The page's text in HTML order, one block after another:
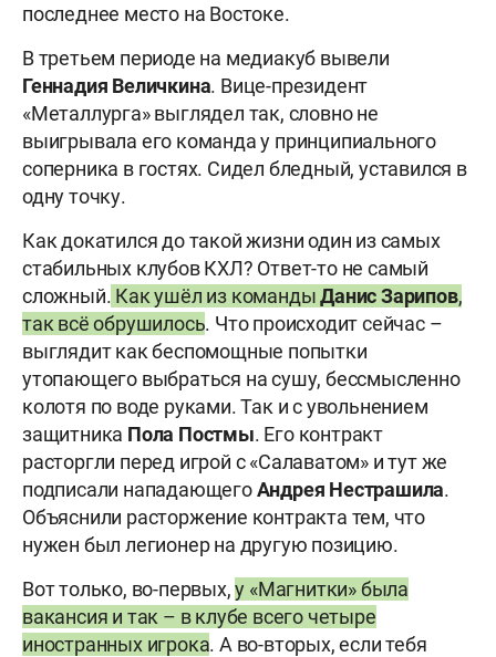
последнее место на Востоке.
В третьем периоде на медиакуб вывели
Геннадия Величкина. Вице-президент
«Металлурга» выглядел так, словно не
выигрывала его команда у принципиального
соперника в гостях. Сидел бледный, уставился в
одну точку.
Как докатился до такой жизни один из самых
стабильных клубов КХЛ? Ответ-то не самый
сложный. Как ушёл из командыДанис Зарипов,
так всё обрушилось. Что происходит сейчас –
выглядит как беспомощные попытки
утопающего выбраться на сушу, бессмысленно
колотя по воде руками. Так и с увольнением
защитника Пола Постмы. Его контракт
расторгли перед игрой с «Салаватом» и тут же
подписали нападающегоАндрея Нестрашила.
Объяснили расторжение контракта тем, что
нужен был легионер на другую позицию.
Вот только, во-первых,у «Магнитки» была
вакансия и так – в клубе всего четыре
иностранных игрока. А во-вторых, если тебя